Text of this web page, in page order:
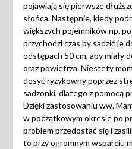
pojawiają się pierwsze
słońca. Następnie, kiedy
większych pojemników np.
przychodzi czas by sadzić je
odstępach 50 cm, aby miały
oraz powietrza. Niestety
dosyć ryzykowny poprzez
sadzonki, dlatego z pomocą
Dzięki zastosowaniu ww.
w początkowym okresie po
problem przedostać się i
to przy ogromnym wsparciu